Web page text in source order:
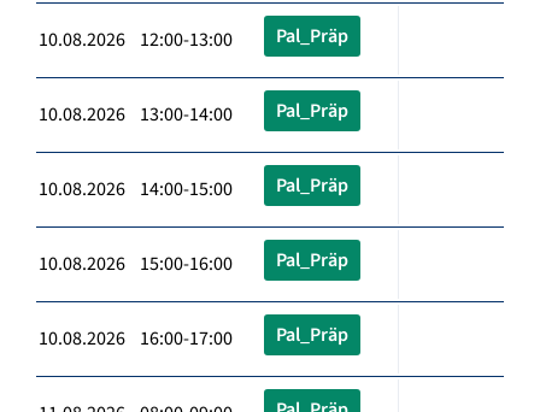
10.08.2026 12:00-13:00 Pal_Präp
10.08.2026 13:00-14:00 Pal_Präp
10.08.2026 14:00-15:00 Pal_Präp
10.08.2026 15:00-16:00 Pal_Präp
10.08.2026 16:00-17:00 Pal_Präp